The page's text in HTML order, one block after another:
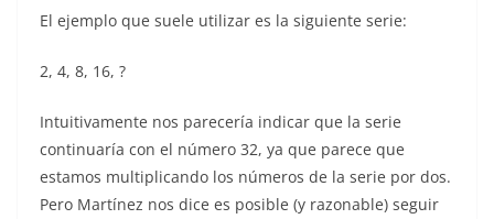
El ejemplo que suele utilizar es la siguiente serie:
2, 4, 8, 16, ?
Intuitivamente nos parecería indicar que la serie
continuaría con el número 32, ya que parece que
estamos multiplicando los números de la serie por dos.
Pero Martínez nos dice es posible (y razonable) seguir